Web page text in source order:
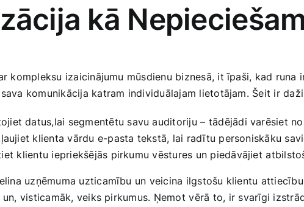
kā
kompleksu izaicinājumu mūsdienu biznesā, it īpaši, kad
komunikācija katram individuālajam lietotājam. Šeit ir
datus,lai segmentētu savu auditoriju – ⁢tādējādi varēsiet
klienta vārdu e-pasta ‍tekstā, lai radītu personiskāku
klientu iepriekšējās pirkumu vēstures un piedāvājiet
uzņēmuma uzticamību un veicina ilgstošu klientu
visticamāk, veiks pirkumus. Ņemot ⁣vērā⁢ to, ir svarīgi